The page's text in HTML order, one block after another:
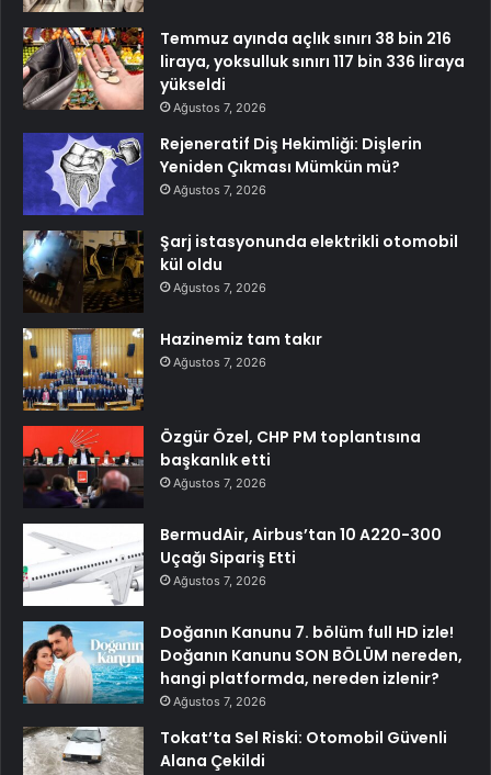
Temmuz ayında açlık sınırı 38 bin 216
liraya, yoksulluk sınırı 117 bin 336 liraya
yükseldi
Ağustos 7, 2026
Rejeneratif Diş Hekimliği: Dişlerin
Yeniden Çıkması Mümkün mü?
Ağustos 7, 2026
Şarj istasyonunda elektrikli otomobil
kül oldu
Ağustos 7, 2026
Hazinemiz tam takır
Ağustos 7, 2026
Özgür Özel, CHP PM toplantısına
başkanlık etti
Ağustos 7, 2026
BermudAir, Airbus’tan 10 A220-300
Uçağı Sipariş Etti
Ağustos 7, 2026
Doğanın Kanunu 7. bölüm full HD izle!
Doğanın Kanunu SON BÖLÜM nereden,
hangi platformda, nereden izlenir?
Ağustos 7, 2026
Tokat’ta Sel Riski: Otomobil Güvenli
Alana Çekildi